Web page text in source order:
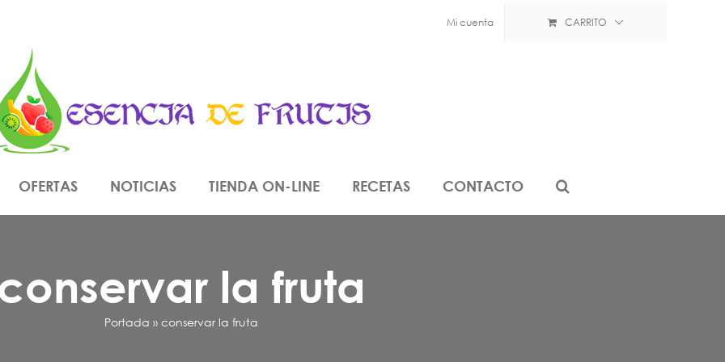
Mi cuenta CARRITO
OFERTAS NOTICIAS TIENDA ON-LINE RECETAS CONTACTO
la fruta
Portada » conservar la fruta